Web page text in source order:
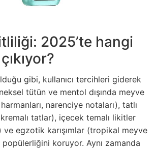
2025’te hangi
gibi, kullanıcı tercihleri giderek
tütün ve mentol dışında meyve
harmanları, narenciye notaları), tatlı
tatlar), içecek temalı likitler
ve egzotik karışımlar (tropikal meyve
koruyor. Aynı zamanda